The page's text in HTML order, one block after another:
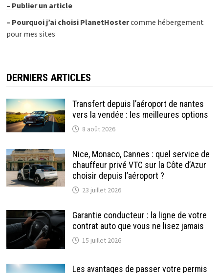
– Publier un article
– Pourquoi j’ai choisi PlanetHostercomme hébergement
pour mes sites
DERNIERS ARTICLES
Transfert depuis l’aéroport de nantes
vers la vendée : les meilleures options
8 août 2026
Nice, Monaco, Cannes : quel service de
chauffeur privé VTC sur la Côte d’Azur
choisir depuis l’aéroport ?
23 juillet 2026
Garantie conducteur : la ligne de votre
contrat auto que vous ne lisez jamais
15 juillet 2026
Les avantages de passer votre permis